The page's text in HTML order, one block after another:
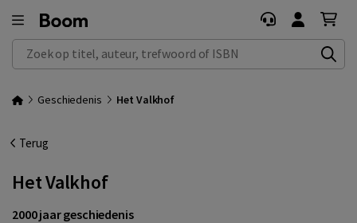
Zoek op titel, auteur, trefwoord of ISBN
Geschiedenis Het Valkhof
Terug
Het Valkhof
2000 jaar geschiedenis